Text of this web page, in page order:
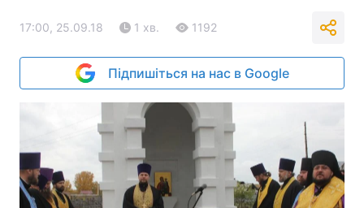
17:00, 25.09.18 1 хв. 1192
Підпишіться на нас в Google